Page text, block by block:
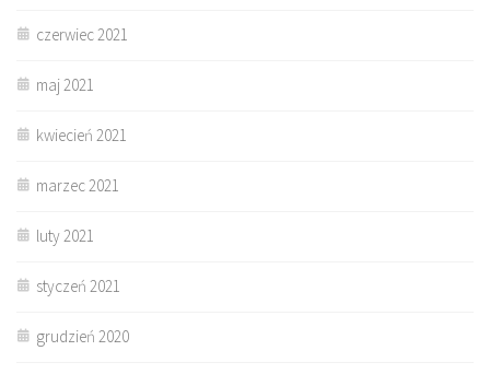
czerwiec 2021
maj 2021
kwiecień 2021
marzec 2021
luty 2021
styczeń 2021
grudzień 2020